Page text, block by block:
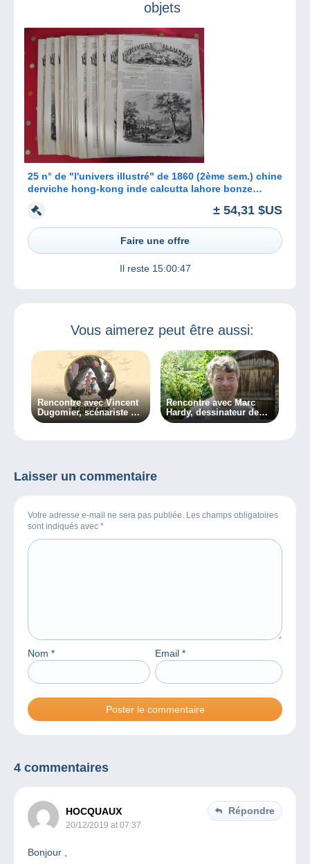
objets
25 n° de "l'univers illustré" de 1860 (2ème sem.) chine
derviche hong-kong inde calcutta lahore bonze
± 54,31 $US
Faire une offre
Il reste 15:00:47
Vous aimerez peut être aussi:
Rencontre avec Vincent
Dugomier, scénariste de
la série « Les enfants de
Rencontre avec Marc
Hardy, dessinateur de
Pierre Tombal
Laisser un commentaire
Votre adresse e-mail ne sera pas publiée. Les champs obligatoires
sont indiqués avec *
Nom * Email *
4 commentaires
HOCQUAUX
20/12/2019 at 07:37
Répondre
Bonjour ,